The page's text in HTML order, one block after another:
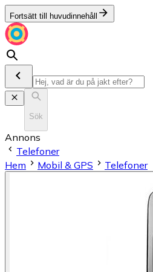
Fortsätt till huvudinnehåll
Sök
Annons
Telefoner
Hem
Mobil & GPS Telefoner